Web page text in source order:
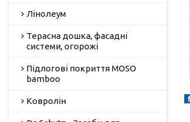
Лінолеум
Терасна дошка, фасадні
системи, огорожі
Підлогові покриття MOSO
bamboo
Ковролін